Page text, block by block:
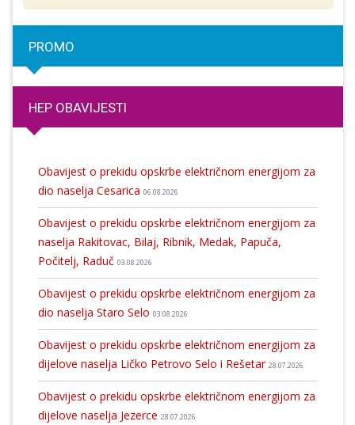
PROMO
HEP OBAVIJESTI
Obavijest o prekidu opskrbe električnom energijom za
dio naselja Cesarica 06.08.2026
Obavijest o prekidu opskrbe električnom energijom za
naselja Rakitovac, Bilaj, Ribnik, Medak, Papuča,
Počitelj, Raduč 03.08.2026
Obavijest o prekidu opskrbe električnom energijom za
dio naselja Staro Selo 03.08.2026
Obavijest o prekidu opskrbe električnom energijom za
dijelove naselja Ličko Petrovo Selo i Rešetar 28.07.2026
Obavijest o prekidu opskrbe električnom energijom za
dijelove naselja Jezerce 28.07.2026